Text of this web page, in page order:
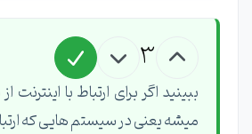
3
ببینید اگر برای ارتباط با اینترنت
میشه یعنی در سیستم هایی که